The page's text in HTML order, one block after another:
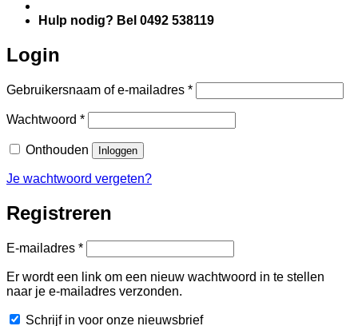
Hulp nodig? Bel 0492 538119
Login
Gebruikersnaam of e-mailadres *Vereist
Wachtwoord *Vereist
Onthouden Inloggen
Je wachtwoord vergeten?
Registreren
E-mailadres *Vereist
Er wordt een link om een nieuw wachtwoord in te stellen
naar je e-mailadres verzonden.
Schrijf in voor onze nieuwsbrief